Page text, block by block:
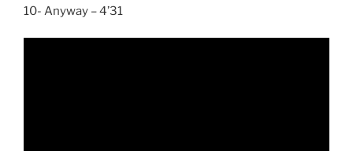
10- Anyway – 4’31